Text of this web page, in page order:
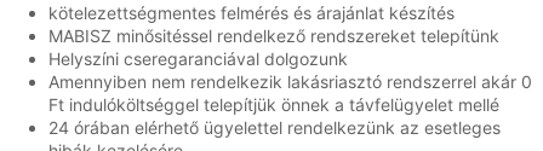
kötelezettségmentes felmérés és árajánlat készítés
MABISZ minősitéssel rendelkező rendszereket telepítünk
Helyszíni cseregaranciával dolgozunk
Amennyiben nem rendelkezik lakásriasztó rendszerrel akár 0
Ft indulóköltséggel telepítjük önnek a távfelügyelet mellé
24 órában elérhető ügyelettel rendelkezünk az esetleges